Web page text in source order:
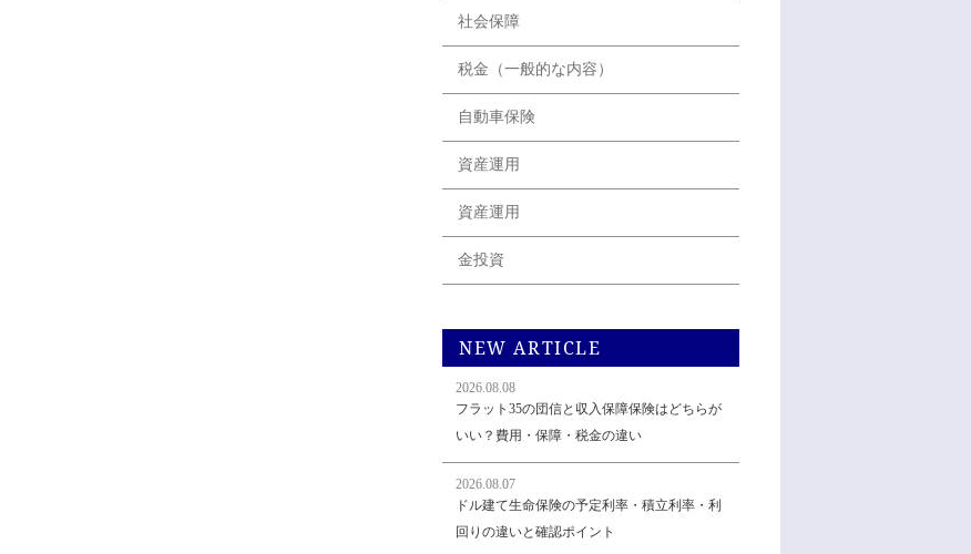
社会保障
税金（一般的な内容）
自動車保険
資産運用
資産運用
金投資
NEW ARTICLE
2026.08.08
フラット35の団信と収入保障保険はどちらが
いい？費用・保障・税金の違い
2026.08.07
ドル建て生命保険の予定利率・積立利率・利
回りの違いと確認ポイント